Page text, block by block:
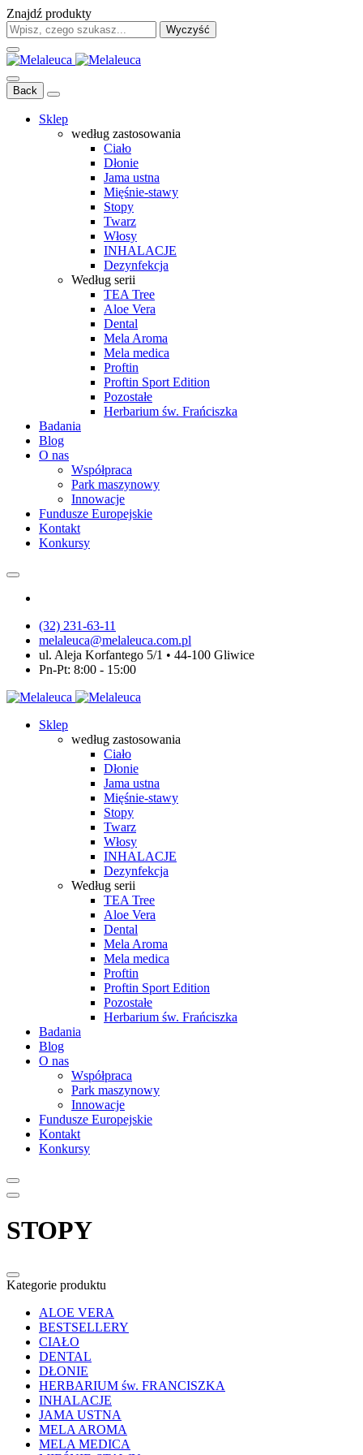
Znajdź produkty
Wyczyść
Back
Sklep
według zastosowania
Ciało
Dłonie
Jama ustna
Mięśnie-stawy
Stopy
Twarz
Włosy
INHALACJE
Dezynfekcja
Według serii
TEA Tree
Aloe Vera
Dental
Mela Aroma
Mela medica
Proftin
Proftin Sport Edition
Pozostałe
Herbarium św. Frańciszka
Badania
Blog
O nas
Współpraca
Park maszynowy
Innowacje
Fundusze Europejskie
Kontakt
Konkursy
(32) 231-63-11
melaleuca@melaleuca.com.pl
ul. Aleja Korfantego 5/1 • 44-100 Gliwice
Pn-Pt: 8:00 - 15:00
Sklep
według zastosowania
Ciało
Dłonie
Jama ustna
Mięśnie-stawy
Stopy
Twarz
Włosy
INHALACJE
Dezynfekcja
Według serii
TEA Tree
Aloe Vera
Dental
Mela Aroma
Mela medica
Proftin
Proftin Sport Edition
Pozostałe
Herbarium św. Frańciszka
Badania
Blog
O nas
Współpraca
Park maszynowy
Innowacje
Fundusze Europejskie
Kontakt
Konkursy
STOPY
Kategorie produktu
ALOE VERA
BESTSELLERY
CIAŁO
DENTAL
DŁONIE
HERBARIUM św. FRANCISZKA
INHALACJE
JAMA USTNA
MELA AROMA
MELA MEDICA